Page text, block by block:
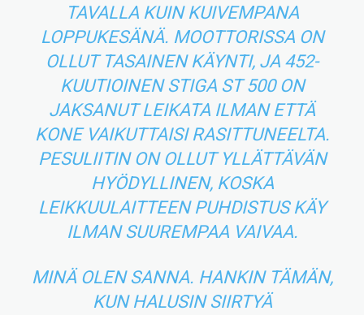
TAVALLA KUIN KUIVEMPANA
LOPPUKESÄNÄ. MOOTTORISSA ON
OLLUT TASAINEN KÄYNTI, JA 452-
KUUTIOINEN STIGA ST 500 ON
JAKSANUT LEIKATA ILMAN ETTÄ
KONE VAIKUTTAISI RASITTUNEELTA.
PESULIITIN ON OLLUT YLLÄTTÄVÄN
HYÖDYLLINEN, KOSKA
LEIKKUULAITTEEN PUHDISTUS KÄY
ILMAN SUUREMPAA VAIVAA.
MINÄ OLEN SANNA. HANKIN TÄMÄN,
KUN HALUSIN SIIRTYÄ